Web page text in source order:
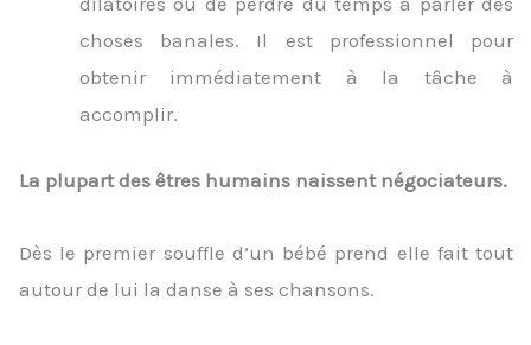
choses banales. Il est professionnel pour
obtenir immédiatement à la tâche à
accomplir.
La plupart des êtres humains naissent négociateurs.
Dès le premier souffle d’un bébé prend elle fait tout
autour de lui la danse à ses chansons.